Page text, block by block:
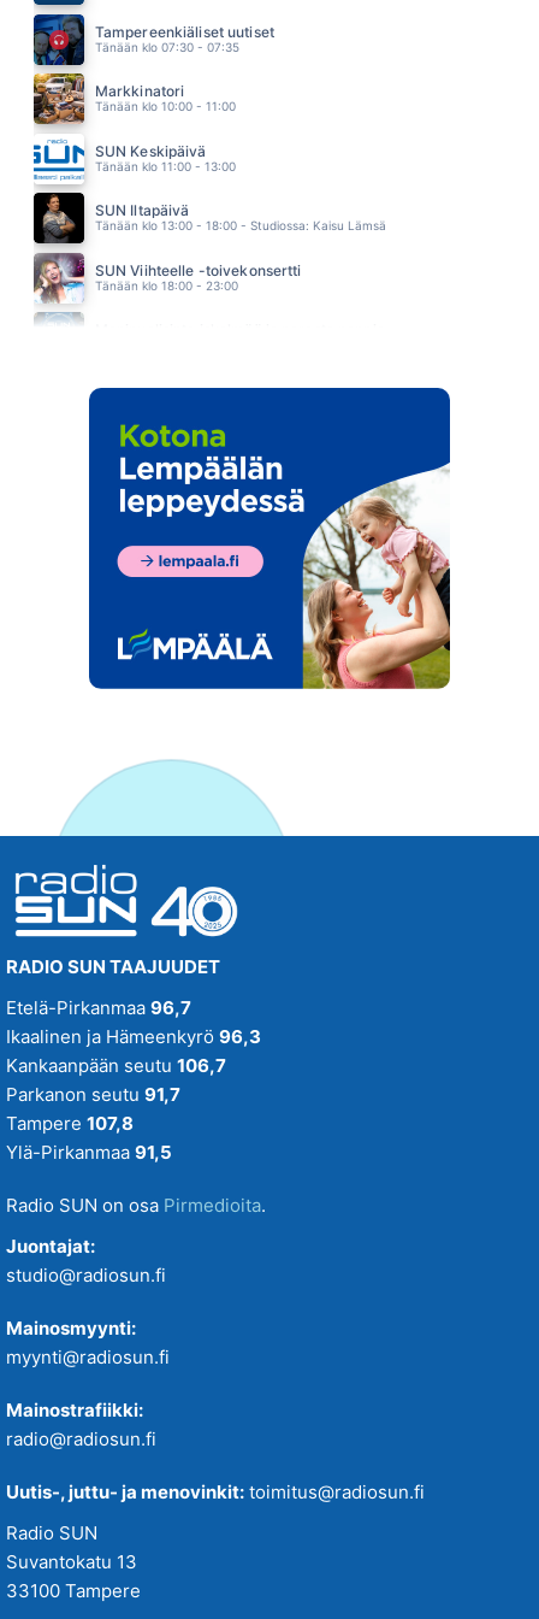
EIJA KANTOLA
22.34
Tampereenkiäliset uutiset
Tänään klo 07:30 - 07:35
Markkinatori
Tänään klo 10:00 - 11:00
SUN Keskipäivä
Tänään klo 11:00 - 13:00
SUN Iltapäivä
Tänään klo 13:00 - 18:00 - Studiossa: Kaisu Lämsä
SUN Viihteelle -toivekonsertti
Tänään klo 18:00 - 23:00
RADIO SUN TAAJUUDET
Etelä-Pirkanmaa 96,7
Ikaalinen ja Hämeenkyrö 96,3
Kankaanpään seutu 106,7
Parkanon seutu 91,7
Tampere 107,8
Ylä-Pirkanmaa 91,5
Radio SUN on osa Pirmedioita.
Juontajat:
studio@radiosun.fi
Mainosmyynti:
myynti@radiosun.fi
Mainostrafiikki:
radio@radiosun.fi
Uutis-, juttu- ja menovinkit: toimitus@radiosun.fi
Radio SUN
Suvantokatu 13
33100 Tampere